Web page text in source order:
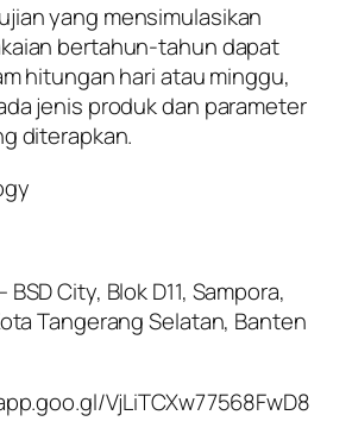
yang mensimulasikan
bertahun-tahun dapat
hitungan hari atau minggu,
jenis produk dan parameter
diterapkan.
BSD City, Blok D11, Sampora,
Tangerang Selatan, Banten
VjLiTCXw77568FwD8